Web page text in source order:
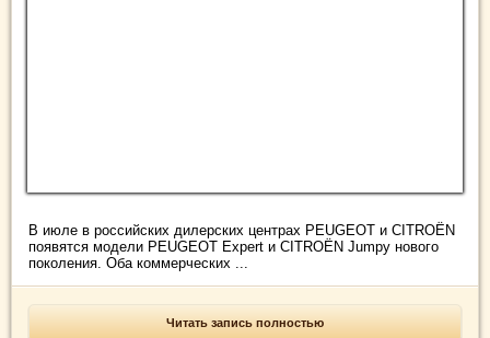
В июле в российских дилерских центрах PEUGEOT и CITROЁN
появятся модели PEUGEOT Expert и CITROЁN Jumpy нового
поколения. Оба коммерческих ...
Читать запись полностью